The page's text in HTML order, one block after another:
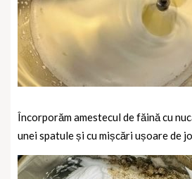
Încorporăm amestecul de făină cu
unei spatule și cu mișcări ușoare de